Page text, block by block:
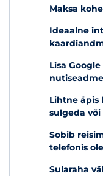
Maksa
Ideaalne
Lisa
Lihtne äpis
sulgeda või
Sobib
telefonis
Sularaha